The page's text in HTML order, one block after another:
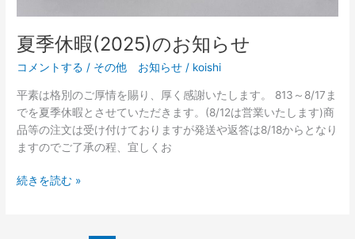
夏季休暇(2025)のお知らせ
コメントする / その他 お知らせ / koishi
平素は格別のご厚情を賜り、厚く感謝いたします。 813～8/17ま
でを夏季休暇とさせていただきます。(8/12は営業いたします)商
品等の注文は受け付けておりますが発送や返答は8/18からとなり
ますのでご了承の程、宜しくお
続きを読む »